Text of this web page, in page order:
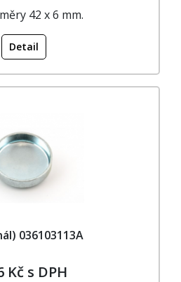
42 x 6 mm.
Detail
036103113A
Kč s DPH